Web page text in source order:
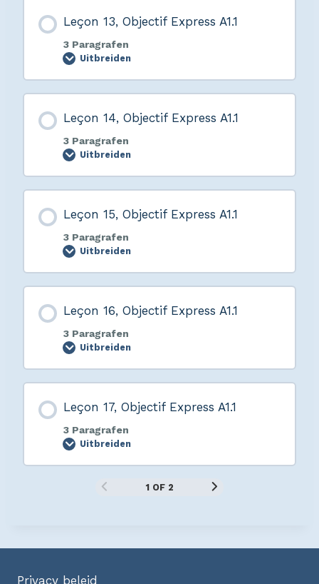
Leçon 13, Objectif Express A1.1
3 Paragrafen
Uitbreiden
Leçon 14, Objectif Express A1.1
3 Paragrafen
Uitbreiden
Leçon 15, Objectif Express A1.1
3 Paragrafen
Uitbreiden
Leçon 16, Objectif Express A1.1
3 Paragrafen
Uitbreiden
Leçon 17, Objectif Express A1.1
3 Paragrafen
Uitbreiden
1 OF 2
Privacy beleid